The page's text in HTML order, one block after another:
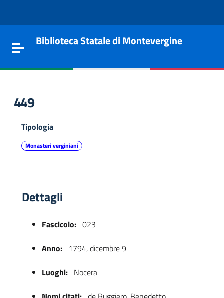
Toggle navigation
Biblioteca Statale di Montevergine
449
Tipologia
Monasteri verginiani
Dettagli
Fascicolo: 023
Anno: 1794, dicembre 9
Luoghi: Nocera